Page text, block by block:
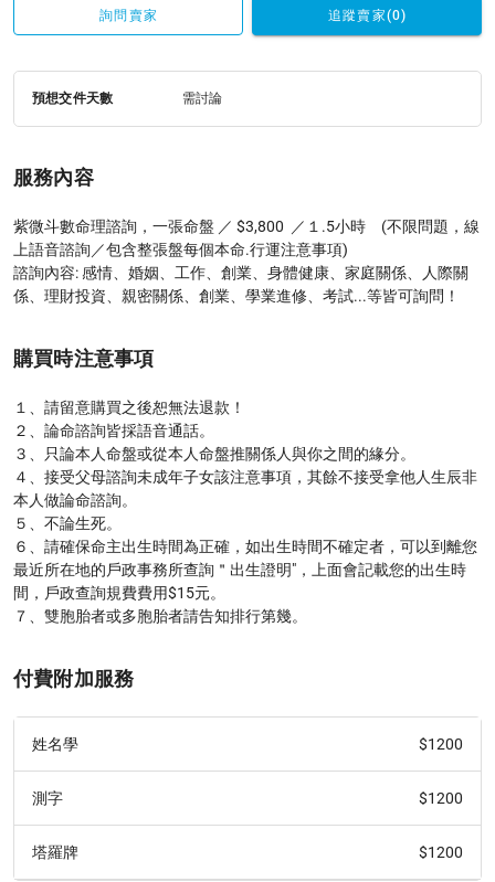
詢問賣家 追蹤賣家(0)
預想交件天數 需討論
服務內容
紫微斗數命理諮詢，一張命盤 ／ $3,800  ／１.5小時　(不限問題，線
上語音諮詢／包含整張盤每個本命.行運注意事項)
諮詢內容: 感情、婚姻、工作、創業、身體健康、家庭關係、人際關
係、理財投資、親密關係、創業、學業進修、考試...等皆可詢問！
購買時注意事項
１、請留意購買之後恕無法退款！
２、論命諮詢皆採語音通話。
３、只論本人命盤或從本人命盤推關係人與你之間的緣分。
４、接受父母諮詢未成年子女該注意事項，其餘不接受拿他人生辰非
本人做論命諮詢。
５、不論生死。
６、請確保命主出生時間為正確，如出生時間不確定者，可以到離您
最近所在地的戶政事務所查詢＂出生證明"，上面會記載您的出生時
間，戶政查詢規費費用$15元。
７、雙胞胎者或多胞胎者請告知排行第幾。
付費附加服務
姓名學 $1200
測字 $1200
塔羅牌 $1200